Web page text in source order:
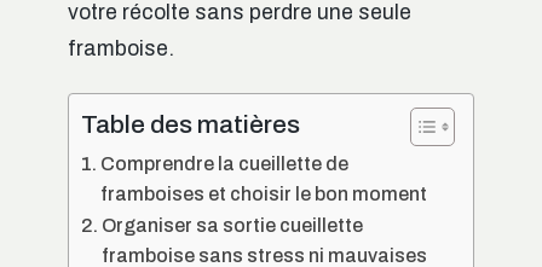
votre récolte sans perdre une seule
framboise.
Table des matières
Comprendre la cueillette de
framboises et choisir le bon moment
Organiser sa sortie cueillette
framboise sans stress ni mauvaises